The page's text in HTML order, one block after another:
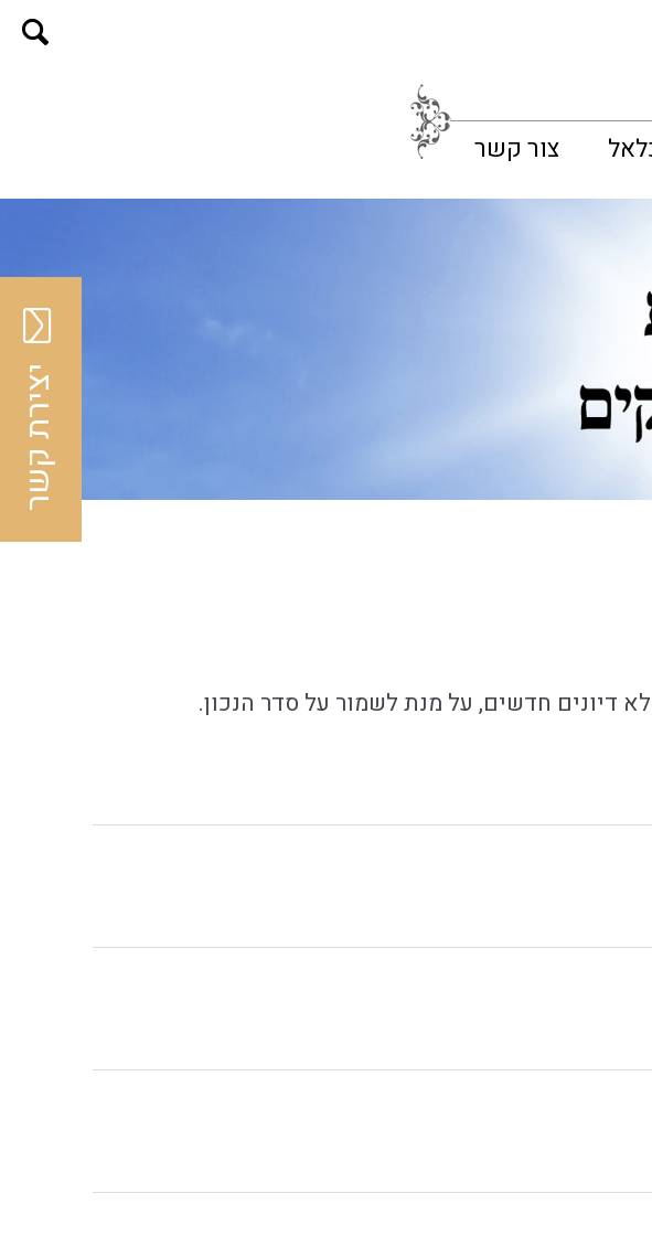
צור קשר
דיונים חדשים, על מנת לשמור על סדר הנכון.
יצירת קשר